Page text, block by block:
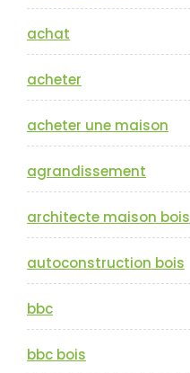
achat
acheter
acheter une maison
agrandissement
architecte maison bois
autoconstruction bois
bbc
bbc bois